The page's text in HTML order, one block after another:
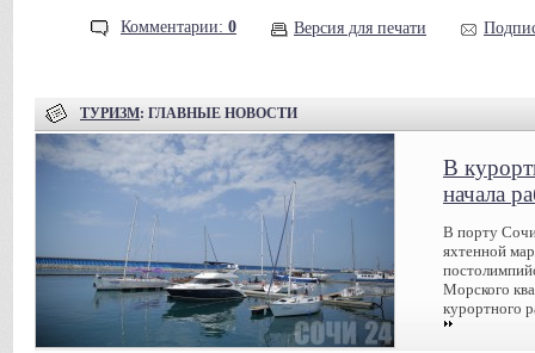
Комментарии: 0 Версия для печати
ТУРИЗМ: ГЛАВНЫЕ НОВОСТИ
В
начала
В порту
яхтенной
Морского
курортного